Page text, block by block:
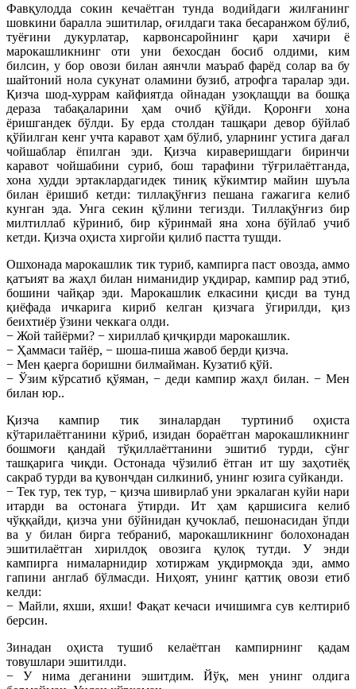
Фавқулодда сокин кечаётган тунда водийдаги жилғанинг
шовкини баралла эшитилар, оғилдаги така бесаранжом бўлиб,
туёғини дукурлатар, карвонсаройнинг қари хачири ё
марокашликнинг оти уни бехосдан босиб олдими, ким
билсин, у бор овози билан аянчли маъраб фарёд солар ва бу
шайтоний нола сукунат оламини бузиб, атрофга таралар эди.
Қизча шод-хуррам кайфиятда ойнадан узоқлащди ва бошқа
дераза табақаларини ҳам очиб қўйди. Қоронғи хона
ёришгандек бўлди. Бу ерда столдан ташқари девор бўйлаб
қўйилган кенг учта каравот ҳам бўлиб, уларнинг устига дағал
чойшаблар ёпилган эди. Қизча кираверишдаги биринчи
каравот чойшабини суриб, бош тарафини тўғрилаётганда,
хона худди эртаклардагидек тиниқ кўкимтир майин шуъла
билан ёришиб кетди: тиллақўнғиз пешана гажагига келиб
кунган эда. Унга секин қўлини тегизди. Тиллақўнғиз бир
милтиллаб кўриниб, бир кўринмай яна хона бўйлаб учиб
кетди. Қизча оҳиста хиргойи қилиб пастта тушди.
Ошхонада марокашлик тик туриб, кампирга паст овозда, аммо
қатъият ва жаҳл билан ниманидир уқдирар, кампир рад этиб,
бошини чайқар эди. Марокашлик елкасини қисди ва тунд
қиёфада ичкарига кириб келган қизчага ўгирилди, қиз
беихтиёр ўзини чеккага олди.
− Жой тайёрми? − хириллаб қичқирди марокашлик.
− Ҳаммаси тайёр, − шоша-пиша жавоб берди қизча.
− Мен қаерга боришни билмайман. Кузатиб қўй.
− Ўзим кўрсатиб қўяман, − деди кампир жаҳл билан. − Мен
билан юр..
Қизча кампир тик зиналардан туртиниб оҳиста
кўтарилаётганини кўриб, изидан бораётган марокашликнинг
бошмоғи қандай тўқиллаёттанини эшитиб турди, сўнг
ташқарига чиқди. Остонада чўзилиб ётган ит шу заҳотиёқ
сакраб турди ва қувончдан силкиниб, унинг юзига суйканди.
− Тек тур, тек тур, − қизча шивирлаб уни эркалаган куйи нари
итарди ва остонага ўтирди. Ит ҳам қаршисига келиб
чўққайди, қизча уни бўйнидан қучоклаб, пешонасидан ўпди
ва у билан бирга тебраниб, марокашликнинг болохонадан
эшитилаётган хирилдоқ овозига қулоқ тутди. У энди
кампирга нималарнидир хотиржам уқдирмоқда эди, аммо
гапини англаб бўлмасди. Ниҳоят, унинг қаттиқ овози етиб
келди:
− Майли, яхши, яхши! Фақат кечаси ичишимга сув келтириб
берсин.
Зинадан оҳиста тушиб келаётган кампирнинг қадам
товушлари эшитилди.
− У нима деганини эшитдим. Йўқ, мен унинг олдига